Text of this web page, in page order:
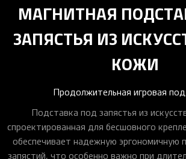
МАГНИТНАЯ
ЗАПЯСТЬЯ ИЗ
КОЖИ
Продолжительная игровая
Подставка под запястья из
спроектированная для бесшовного
обеспечивает надежную эргономичную
запястий, что особенно важно при